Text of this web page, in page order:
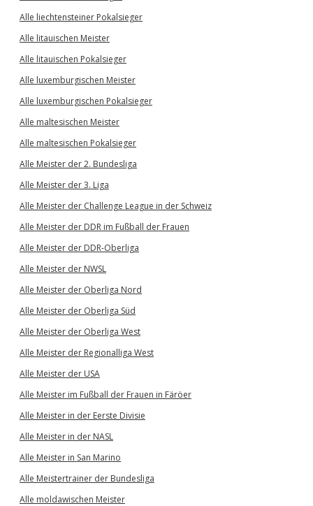
Alle liechtensteiner Pokalsieger
Alle litauischen Meister
Alle litauischen Pokalsieger
Alle luxemburgischen Meister
Alle luxemburgischen Pokalsieger
Alle maltesischen Meister
Alle maltesischen Pokalsieger
Alle Meister der 2. Bundesliga
Alle Meister der 3. Liga
Alle Meister der Challenge League in der Schweiz
Alle Meister der DDR im Fußball der Frauen
Alle Meister der DDR-Oberliga
Alle Meister der NWSL
Alle Meister der Oberliga Nord
Alle Meister der Oberliga Süd
Alle Meister der Oberliga West
Alle Meister der Regionalliga West
Alle Meister der USA
Alle Meister im Fußball der Frauen in Färöer
Alle Meister in der Eerste Divisie
Alle Meister in der NASL
Alle Meister in San Marino
Alle Meistertrainer der Bundesliga
Alle moldawischen Meister